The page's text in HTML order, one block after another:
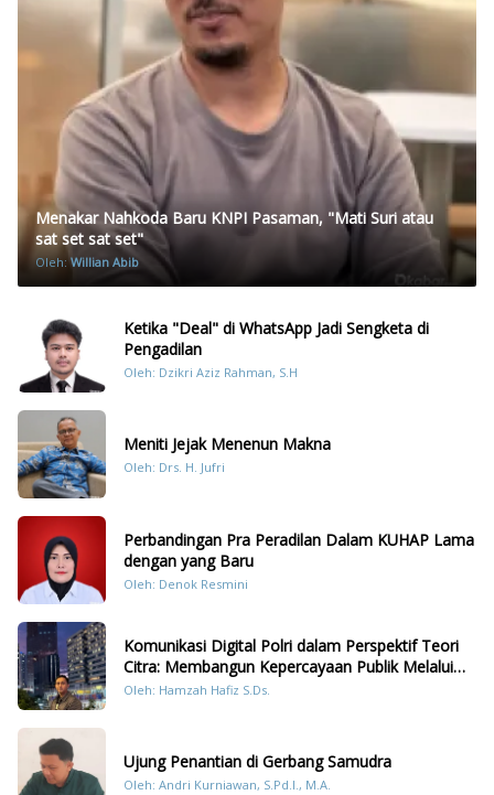
Menakar Nahkoda Baru KNPI Pasaman, "Mati Suri atau
sat set sat set"
Oleh:Willian Abib
Ketika "Deal" di WhatsApp Jadi Sengketa di
Pengadilan
Oleh: Dzikri Aziz Rahman, S.H
Meniti Jejak Menenun Makna
Oleh: Drs. H. Jufri
Perbandingan Pra Peradilan Dalam KUHAP Lama
dengan yang Baru
Oleh: Denok Resmini
Komunikasi Digital Polri dalam Perspektif Teori
Citra: Membangun Kepercayaan Publik Melalui
Konten Humanis Kesiapsiagaan Bencana di
Oleh: Hamzah Hafiz S.Ds.
Ujung Penantian di Gerbang Samudra
Oleh: Andri Kurniawan, S.Pd.I., M.A.